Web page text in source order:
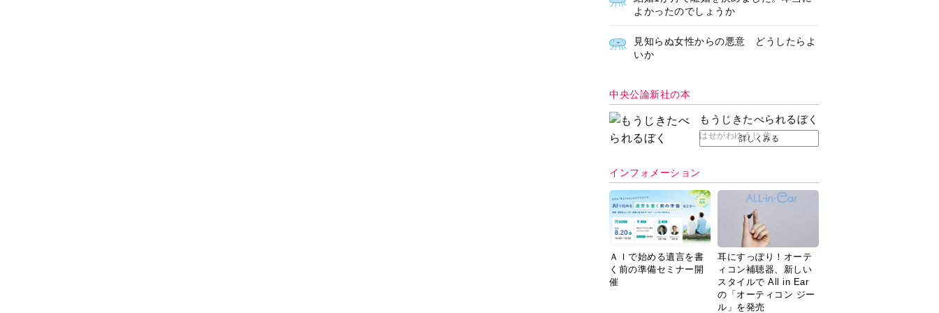
よかったのでしょうか
見知らぬ女性からの悪意 どうしたらよ
いか
中央公論新社の本
もうじきたべられるぼく
はせがわゆうじ 作
詳しくみる
インフォメーション
ＡＩで始める遺言を書
く前の準備セミナー開
催
耳にすっぽり！オーテ
ィコン補聴器、新しい
スタイルで All in Ear
の「オーティコン ジー
ル」を発売